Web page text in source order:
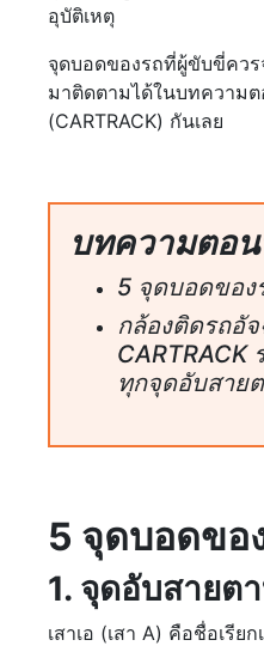
อุบัติเหตุ
จุดบอดของรถที่ผู้ขับขี่ควร
มาติดตามได้ในบทความ
(CARTRACK) กันเลย
บทความตอ
5 จุดบอดของ
กล้องติดรถอั
CARTRACK
ทุกจุดอับสาย
5 จุดบอดขอ
1. จุดอับสายต
เสาเอ (เสา A) คือชื่อเรีย